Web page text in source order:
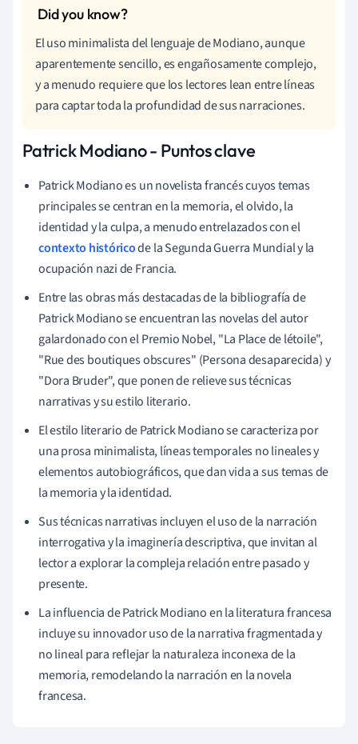
El uso minimalista del lenguaje de Modiano, aunque
aparentemente sencillo, es engañosamente complejo,
y a menudo requiere que los lectores lean entre líneas
para captar toda la profundidad de sus narraciones.
Patrick Modiano - Puntos clave
Patrick Modiano es un novelista francés cuyos temas
principales se centran en la memoria, el olvido, la
identidad y la culpa, a menudo entrelazados con el
contexto históricode la Segunda Guerra Mundial y la
ocupación nazi de Francia.
Entre las obras más destacadas de la bibliografía de
Patrick Modiano se encuentran las novelas del autor
galardonado con el Premio Nobel, "La Place de létoile",
"Rue des boutiques obscures" (Persona desaparecida) y
"Dora Bruder", que ponen de relieve sus técnicas
narrativas y su estilo literario.
El estilo literario de Patrick Modiano se caracteriza por
una prosa minimalista, líneas temporales no lineales y
elementos autobiográficos, que dan vida a sus temas de
la memoria y la identidad.
Sus técnicas narrativas incluyen el uso de la narración
interrogativa y la imaginería descriptiva, que invitan al
lector a explorar la compleja relación entre pasado y
presente.
La influencia de Patrick Modiano en la literatura francesa
incluye su innovador uso de la narrativa fragmentada y
no lineal para reflejar la naturaleza inconexa de la
memoria, remodelando la narración en la novela
francesa.